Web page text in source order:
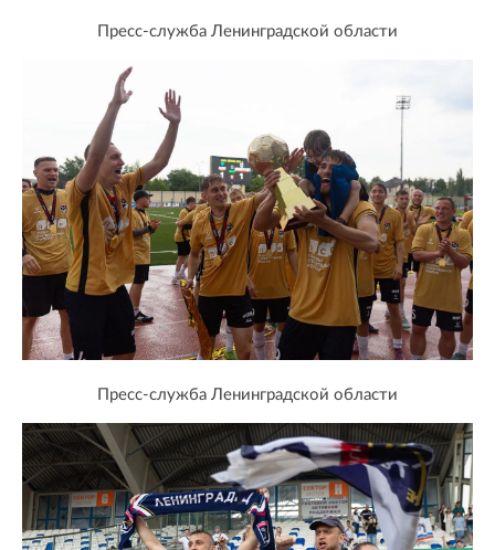
Пресс-служба Ленинградской области
Пресс-служба Ленинградской области